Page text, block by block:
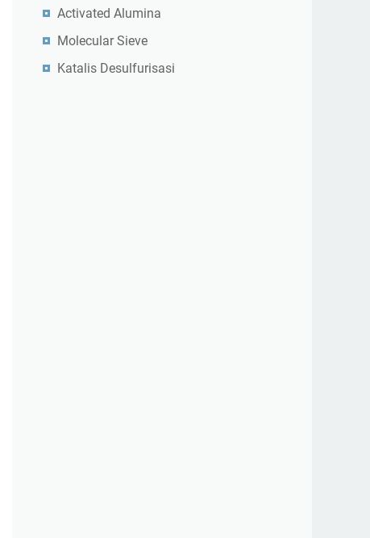
Activated Alumina
Molecular Sieve
Katalis Desulfurisasi